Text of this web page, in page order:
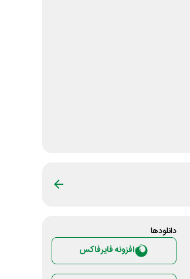
دانلود‌ها
افزونه فایرفاکس